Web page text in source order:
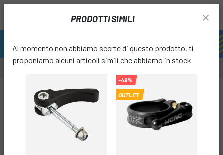
PRODOTTI SIMILI
Al momento non abbiamo scorte di questo prodotto, ti
proponiamo alcuni articoli simili che abbiamo in stock
-49%
OUTLET